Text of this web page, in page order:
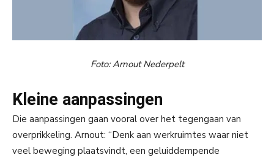
Foto: Arnout Nederpelt
Kleine aanpassingen
Die aanpassingen gaan vooral over het tegengaan van
overprikkeling. Arnout: “Denk aan werkruimtes waar niet
veel beweging plaatsvindt, een geluiddempende